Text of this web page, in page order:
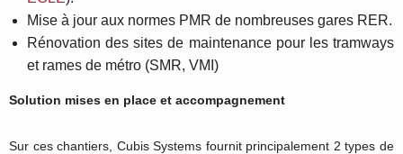
Mise à jour aux normes PMR de nombreuses gares RER.
Rénovation des sites de maintenance pour les tramways
et rames de métro (SMR, VMI)
Solution mises en place et accompagnement
Sur ces chantiers, Cubis Systems fournit principalement 2 types de